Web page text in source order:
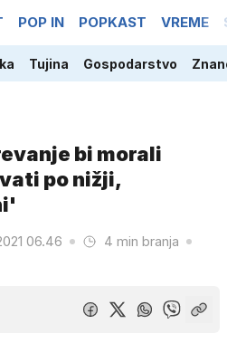
POP IN POPKAST VREME
Tujina Gospodarstvo
bi morali
po nižji,
06.46
4 min branja